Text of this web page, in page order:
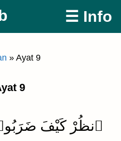
☰ Info
» Ayat 9
9
ٱنظُرْ كَيْفَ